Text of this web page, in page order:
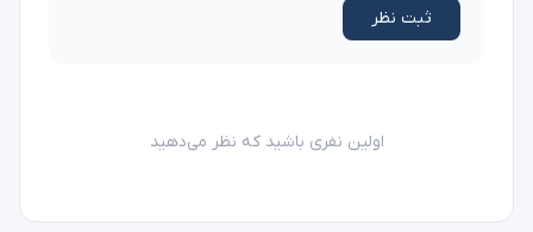
ثبت نظر
اولین نفری باشید که نظر می‌دهید